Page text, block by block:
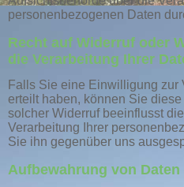
personenbezogenen Daten
Recht auf Widerruf oder
die Verarbeitung Ihrer
Falls Sie eine Einwilligung zur
erteilt haben, können Sie
solcher Widerruf beeinflusst
Verarbeitung Ihrer
Sie ihn gegenüber uns
Aufbewahrung von Daten